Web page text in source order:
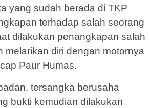
yang sudah berada di TKP
terhadap salah seorang
dilakukan penangkapan salah
melarikan diri dengan motornya
Paur Humas.
tersangka berusaha
bukti kemudian dilakukan